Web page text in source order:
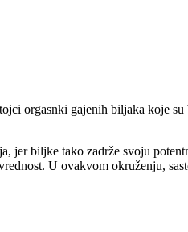
orgasnki gajenih biljaka koje
jer biljke tako zadrže svoju
U ovakvom okruženju,